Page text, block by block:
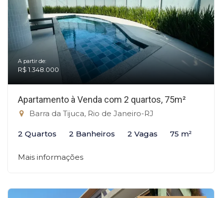
A partir de:
R$ 1.348.000
Apartamento à Venda com 2 quartos, 75m²
Barra da Tijuca, Rio de Janeiro-RJ
2 Quartos 2 Banheiros 2 Vagas 75 m²
Mais informações